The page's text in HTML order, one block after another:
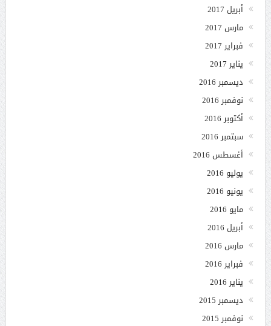
أبريل 2017
مارس 2017
فبراير 2017
يناير 2017
ديسمبر 2016
نوفمبر 2016
أكتوبر 2016
سبتمبر 2016
أغسطس 2016
يوليو 2016
يونيو 2016
مايو 2016
أبريل 2016
مارس 2016
فبراير 2016
يناير 2016
ديسمبر 2015
نوفمبر 2015